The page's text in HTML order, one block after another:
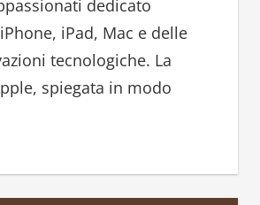
dedicato
iPad, Mac e delle
tecnologiche. La
spiegata in modo